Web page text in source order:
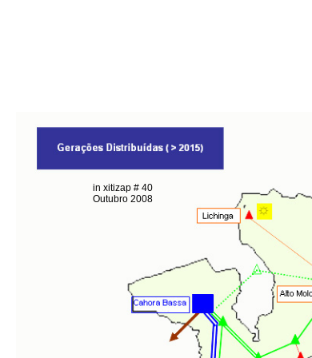
in xitizap # 40
Outubro 2008